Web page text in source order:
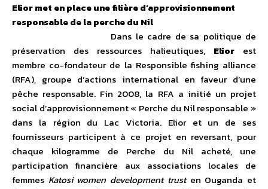
Elior met en place une filière d’approvisionnement
responsable de la perche du Nil
Dans le cadre de sa politique de
préservation des ressources halieutiques, Elior est
membre co-fondateur de la Responsible fishing alliance
(RFA), groupe d’actions international en faveur d’une
pêche responsable. Fin 2008, la RFA a initié un projet
social d’approvisionnement « Perche du Nil responsable »
dans la région du Lac Victoria. Elior et un de ses
fournisseurs participent à ce projet en reversant, pour
chaque kilogramme de Perche du Nil acheté, une
participation financière aux associations locales de
femmes Katosi women development trust en Ouganda et